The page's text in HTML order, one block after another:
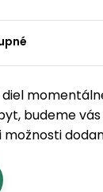
budeme